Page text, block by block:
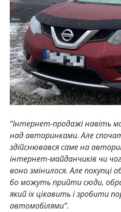
“Інтернет-продажі навіть
над авторинками. Але
здійснювався саме на
інтернет-майданчиків чи
воно змінилося. Але
бо можуть прийти сюди,
який їх цікавить і зробити
автомобілями”.